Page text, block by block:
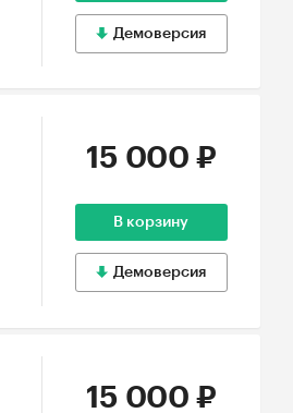
Демоверсия
15 000 ₽
В корзину
Демоверсия
15 000 ₽